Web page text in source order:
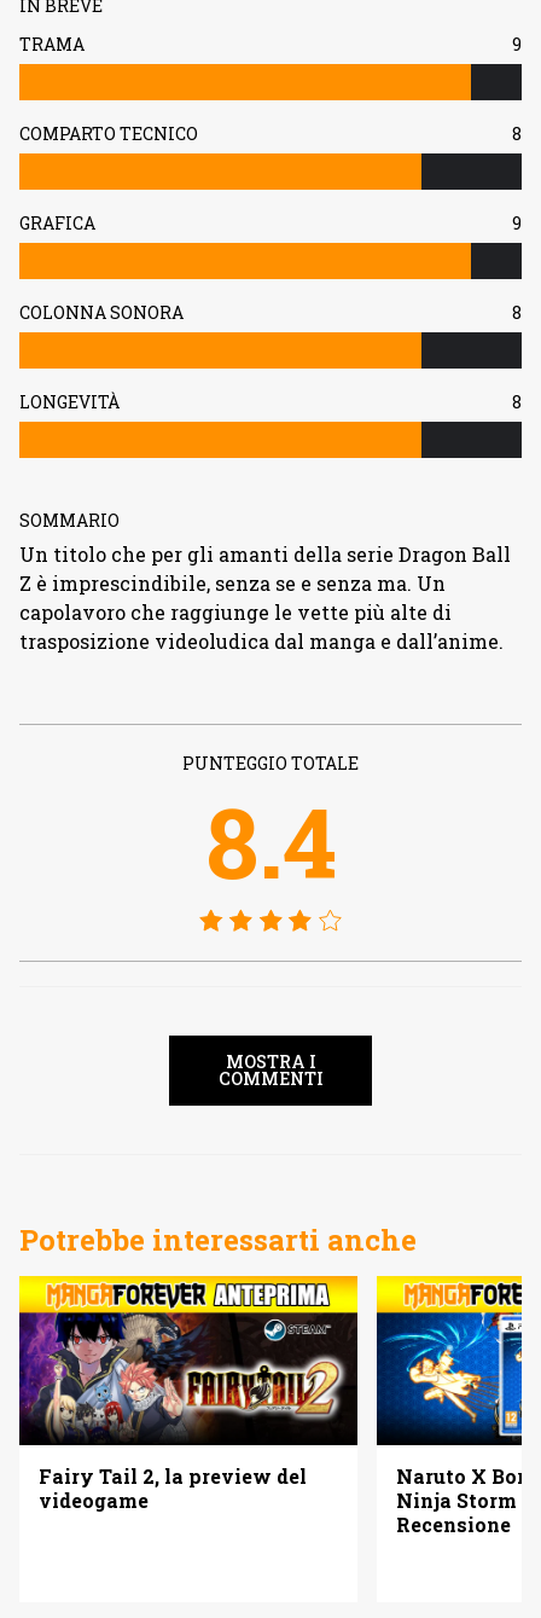
IN BREVE
TRAMA
9
COMPARTO TECNICO 8
GRAFICA 9
COLONNA SONORA 8
LONGEVITÀ 8
SOMMARIO
Un titolo che per gli amanti della serie Dragon Ball
Z è imprescindibile, senza se e senza ma. Un
capolavoro che raggiunge le vette più alte di
trasposizione videoludica dal manga e dall’anime.
PUNTEGGIO TOTALE
8.4
MOSTRA I
COMMENTI
Potrebbe interessarti anche
Fairy Tail 2, la preview del
videogame
Naruto X
Ninja Storm
Recensione